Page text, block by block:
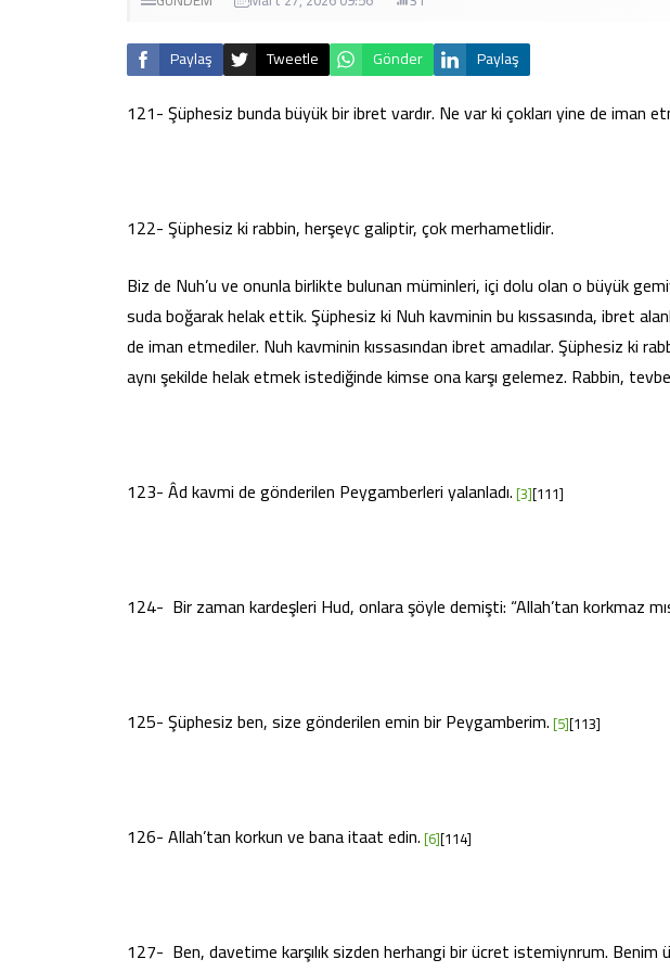
Paylaş Tweetle Gönder Paylaş
121- Şüphesiz bunda büyük bir ibret vardır. Ne var ki çokları yine de iman
122- Şüphesiz ki rabbin, herşeyc galiptir, çok merhametlidir.
Biz de Nuh’u ve onunla birlikte bulunan müminleri, içi dolu olan o büyük
suda boğarak helak ettik. Şüphesiz ki Nuh kavminin bu kıssasında, ibret
de iman etmediler. Nuh kavminin kıssasından ibret amadılar. Şüphesiz ki
aynı şekilde helak etmek istediğinde kimse ona karşı gelemez. Rabbin,
123- Âd kavmi de gönderilen Peygamberleri yalanladı.[3][111]
124- Bir zaman kardeşleri Hud, onlara şöyle demişti: “Allah’tan korkmaz
125- Şüphesiz ben, size gönderilen emin bir Peygamberim.[5][113]
126- Allah’tan korkun ve bana itaat edin.[6][114]
127- Ben, davetime karşılık sizden herhangi bir ücret istemiynrum.